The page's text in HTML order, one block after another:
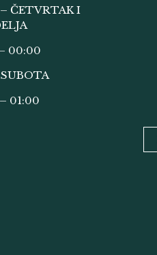
ČETVRTAK I
00:00
01:00